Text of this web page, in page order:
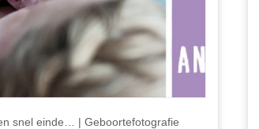
snel einde… | Geboortefotografie